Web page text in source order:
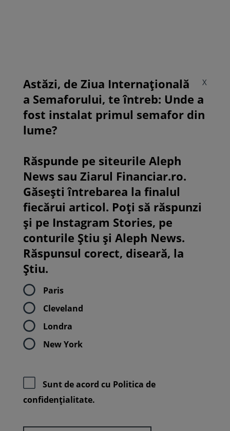
X
Astăzi, de Ziua Internațională
a Semaforului, te întreb: Unde a
fost instalat primul semafor din
lume?
Răspunde pe siteurile Aleph
News sau Ziarul Financiar.ro.
Găsești întrebarea la finalul
fiecărui articol. Poți să răspunzi
și pe Instagram Stories, pe
conturile Știu și Aleph News.
Răspunsul corect, diseară, la
Știu.
Paris
Cleveland
Londra
New York
Sunt de acord cu Politica de
confidenţialitate.